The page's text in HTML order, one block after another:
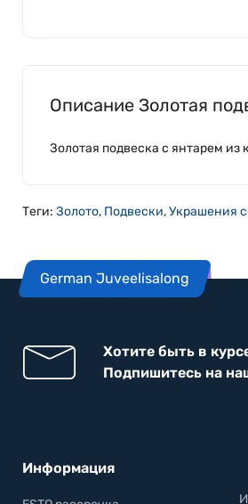
Описание Золотая
Золотая подвеска с янтарем из
Теги: Золото, Подвески,Украшения
German Juveelisalong
Хотите быть в
Подпишитесь на
Информация